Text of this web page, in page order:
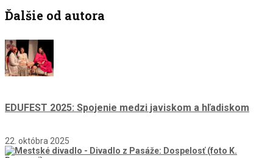
Ďalšie od autora
EDUFEST 2025: Spojenie medzi javiskom a hľadiskom
22. októbra 2025